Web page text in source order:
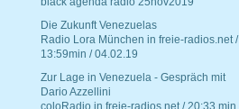
Die Zukunft Venezuelas
Radio Lora München in freie-radios.net /
13:59min / 04.02.19
Zur Lage in Venezuela - Gespräch mit
Dario Azzellini
coloRadio in freie-radios.net / 20:33 min